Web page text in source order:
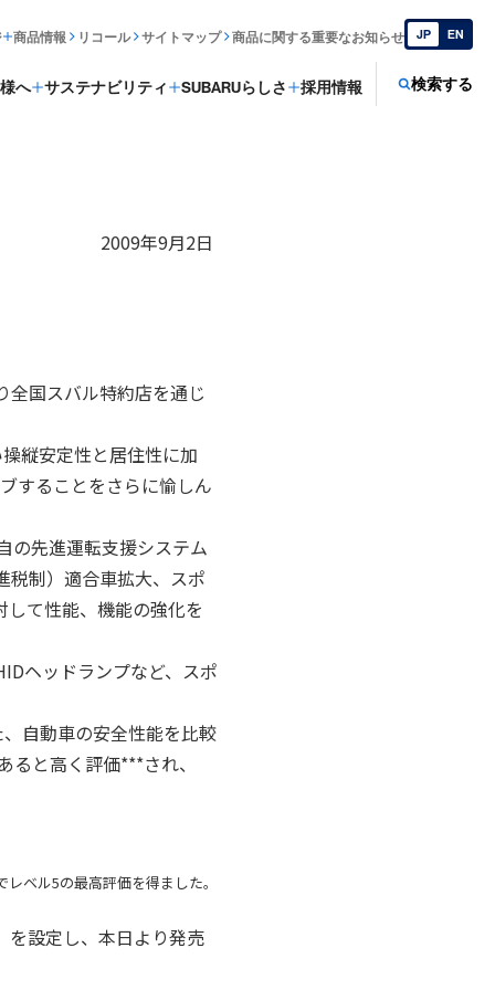
へ サステナビリティ SUBARUらしさ 採用情報 検索する
商品情報 リコール サイトマップ 商品に関する重要なお知らせ JP EN
2009年9月2日
国スバル特約店を通じ
縦安定性と居住性に加
することをさらに愉しん
先進運転支援システム
税制）適合車拡大、スポ
て性能、機能の強化を
ヘッドランプなど、スポ
自動車の安全性能を比較
と高く評価***され、
ベル5の最高評価を得ました。
設定し、本日より発売